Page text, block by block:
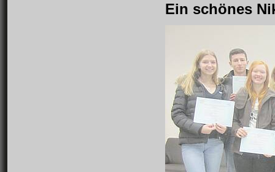
Ein schönes